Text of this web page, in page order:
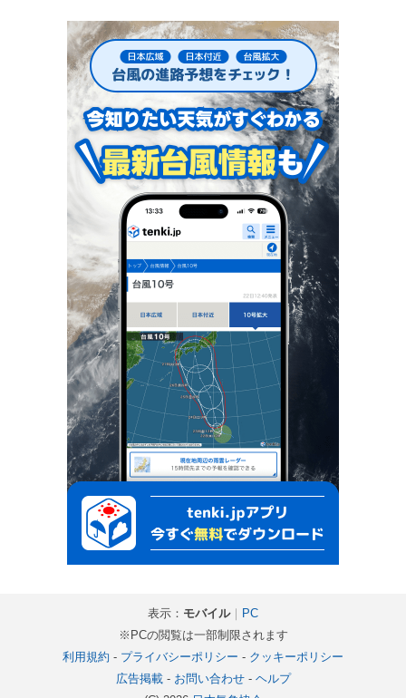
表示： モバイル｜ PC
※PCの閲覧は一部制限されます
利用規約 - プライバシーポリシー - クッキーポリシー
広告掲載- お問い合わせ- ヘルプ